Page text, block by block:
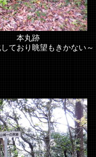
ており眺望もきかない～